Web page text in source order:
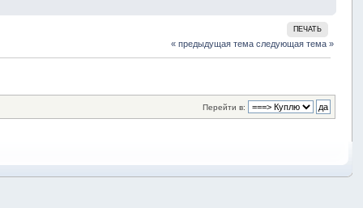
ПЕЧАТЬ
« предыдущая тема следующая тема »
Перейти в: